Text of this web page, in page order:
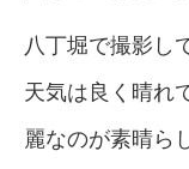
八丁堀で撮影し
天気は良く晴れ
麗なのが素晴ら